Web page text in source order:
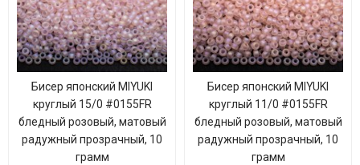
Бисер японский MIYUKI
круглый 15/0 #0155FR
бледный розовый, матовый
радужный прозрачный, 10
грамм
Бисер японский MIYUKI
круглый 11/0 #0155FR
бледный розовый, матовый
радужный прозрачный, 10
грамм